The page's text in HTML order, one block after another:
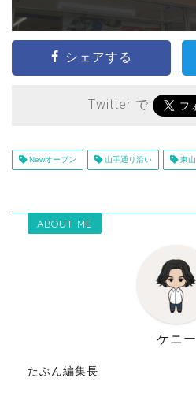
シェアする
Twitter で
Newオープン 山手通り沿い 東山
ABOUT ME
ケニー
たぶん編集長